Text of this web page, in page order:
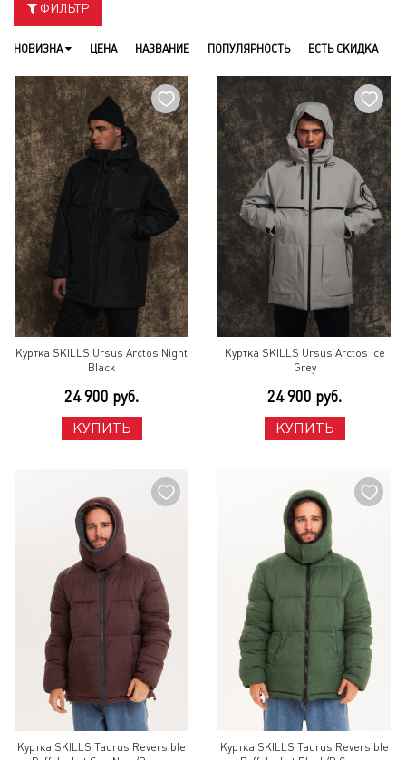
ФИЛЬТР
НОВИЗНА ЦЕНА НАЗВАНИЕ ПОПУЛЯРНОСТЬ ЕСТЬ СКИДКА
Куртка SKILLS Ursus Arctos Night
Black
24 900 руб.
КУПИТЬ
Куртка SKILLS Ursus Arctos Ice
Grey
24 900 руб.
КУПИТЬ
Куртка SKILLS Taurus Reversible
Куртка SKILLS Taurus Reversible